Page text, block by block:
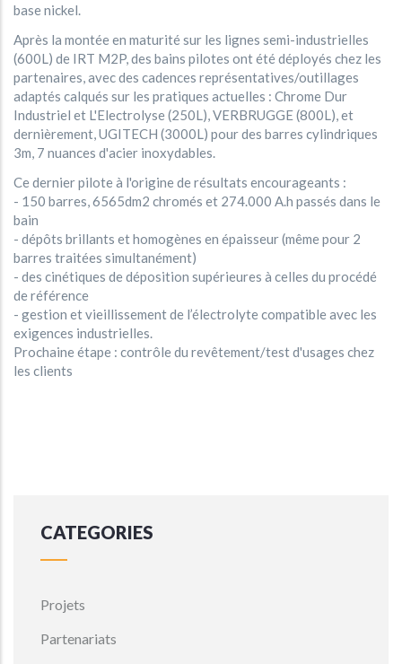
base nickel.
Après la montée en maturité sur les lignes semi-industrielles
(600L) de IRT M2P, des bains pilotes ont été déployés chez les
partenaires, avec des cadences représentatives/outillages
adaptés calqués sur les pratiques actuelles : Chrome Dur
Industriel et L'Electrolyse (250L), VERBRUGGE (800L), et
dernièrement, UGITECH (3000L) pour des barres cylindriques
3m, 7 nuances d'acier inoxydables.
Ce dernier pilote à l'origine de résultats encourageants :
- 150 barres, 6565dm2 chromés et 274.000 A.h passés dans le
bain
- dépôts brillants et homogènes en épaisseur (même pour 2
barres traitées simultanément)
- des cinétiques de déposition supérieures à celles du procédé
de référence
- gestion et vieillissement de l’électrolyte compatible avec les
exigences industrielles.
Prochaine étape : contrôle du revêtement/test d'usages chez
les clients
CATEGORIES
Projets
Partenariats